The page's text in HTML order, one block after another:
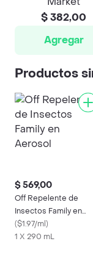
$ 382,00
Agregar
Productos
$ 569,00
Off Repelente de
Insectos Family en
Aerosol
($1.97/ml)
1 X 290 mL